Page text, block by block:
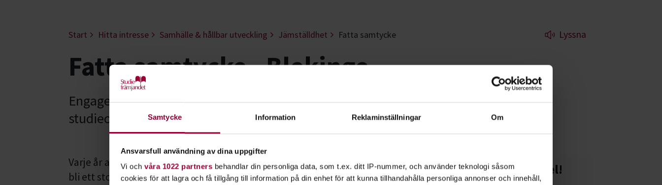
Samtycke Information Reklaminställningar Om
Ansvarsfull användning av dina uppgifter
Vi och våra 1022 partners behandlar din personliga data, som t.ex. ditt IP-nummer, och använder teknologi såsom
cookies för att lagra och få tillgång till information på din enhet för att kunna tillhandahålla personliga annonser och innehåll,
Start Hitta intresse Samhälle & hållbar utveckling Jämställdhet Fatta samtycke Lyssna
Fatta samtycke - Blekinge
Engagera dig mot sexuellt våld. Tillsammans med organisationen Fatta anordnar vi
studiecirklar för att skapa en samtyckeskultur.
Varje år anmäls över 20 000 sexualbrott och mörkertalet är stort. Det måste
bli ett stopp på det sexuella våldet och vi måste börja tänka i nya banor. Låt
Starta en studiecirkel!